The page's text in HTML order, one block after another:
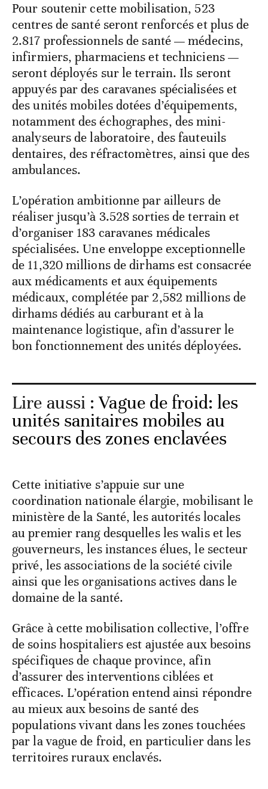
Pour soutenir cette mobilisation, 523
centres de santé seront renforcés et plus de
2.817 professionnels de santé — médecins,
infirmiers, pharmaciens et techniciens —
seront déployés sur le terrain. Ils seront
appuyés par des caravanes spécialisées et
des unités mobiles dotées d’équipements,
notamment des échographes, des mini-
analyseurs de laboratoire, des fauteuils
dentaires, des réfractomètres, ainsi que des
ambulances.
L’opération ambitionne par ailleurs de
réaliser jusqu’à 3.528 sorties de terrain et
d’organiser 183 caravanes médicales
spécialisées. Une enveloppe exceptionnelle
de 11,320 millions de dirhams est consacrée
aux médicaments et aux équipements
médicaux, complétée par 2,582 millions de
dirhams dédiés au carburant et à la
maintenance logistique, afin d’assurer le
bon fonctionnement des unités déployées.
Lire aussi :Vague de froid: les
unités sanitaires mobiles au
secours des zones enclavées
Cette initiative s’appuie sur une
coordination nationale élargie, mobilisant le
ministère de la Santé, les autorités locales
au premier rang desquelles les walis et les
gouverneurs, les instances élues, le secteur
privé, les associations de la société civile
ainsi que les organisations actives dans le
domaine de la santé.
Grâce à cette mobilisation collective, l’offre
de soins hospitaliers est ajustée aux besoins
spécifiques de chaque province, afin
d’assurer des interventions ciblées et
efficaces. L’opération entend ainsi répondre
au mieux aux besoins de santé des
populations vivant dans les zones touchées
par la vague de froid, en particulier dans les
territoires ruraux enclavés.